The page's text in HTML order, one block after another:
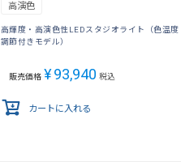
高演色
高輝度・高演色性LEDスタジオライト（色温度
調節付きモデル）
販売価格 ¥93,940 税込
カートに入れる